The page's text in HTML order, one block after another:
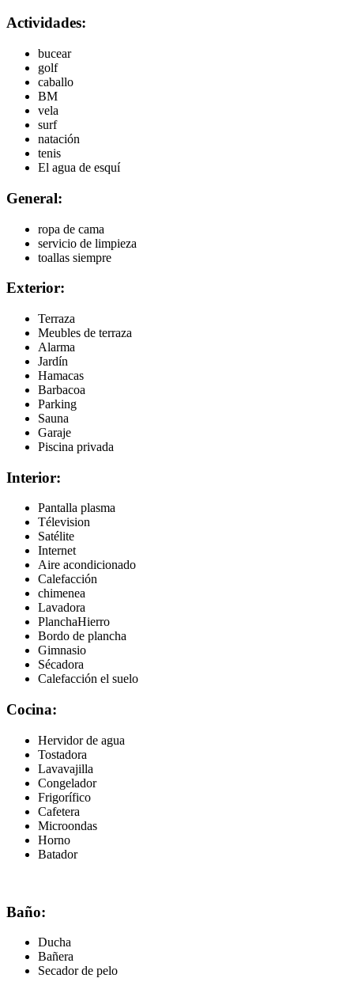
Actividades:
bucear
golf
caballo
BM
vela
surf
natación
tenis
El agua de esquí
General:
ropa de cama
servicio de limpieza
toallas siempre
Exterior:
Terraza
Meubles de terraza
Alarma
Jardín
Hamacas
Barbacoa
Parking
Sauna
Garaje
Piscina privada
Interior:
Pantalla plasma
Télevision
Satélite
Internet
Aire acondicionado
Calefacción
chimenea
Lavadora
PlanchaHierro
Bordo de plancha
Gimnasio
Sécadora
Calefacción el suelo
Cocina:
Hervidor de agua
Tostadora
Lavavajilla
Congelador
Frigorífico
Cafetera
Microondas
Horno
Batador
Baño:
Ducha
Bañera
Secador de pelo